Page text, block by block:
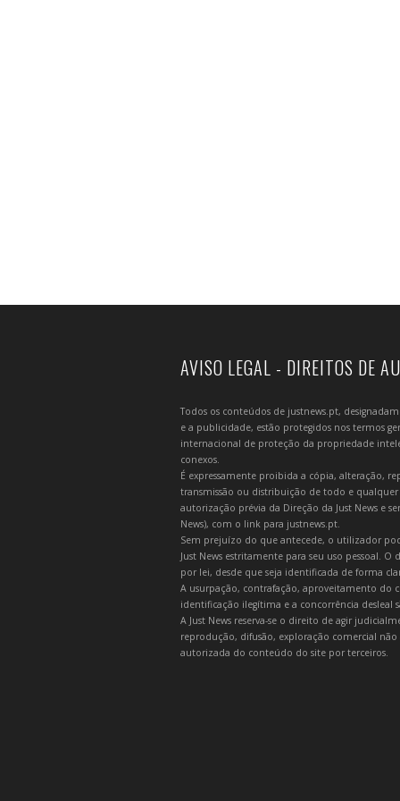
AVISO LEGAL - DIREITOS DE
Todos os conteúdos de justnews.pt,
e a publicidade, estão protegidos nos termos
internacional de proteção da propriedade
conexos.
É expressamente proibida a cópia, alteração,
transmissão ou distribuição de todo e
autorização prévia da Direção da Just News e
News), com o link para justnews.pt.
Sem prejuízo do que antecede, o utilizador
Just News estritamente para seu uso pessoal.
por lei, desde que seja identificada de forma
A usurpação, contrafação, aproveitamento do
identificação ilegítima e a concorrência desleal
A Just News reserva-se o direito de agir
reprodução, difusão, exploração comercial
autorizada do conteúdo do site por terceiros.